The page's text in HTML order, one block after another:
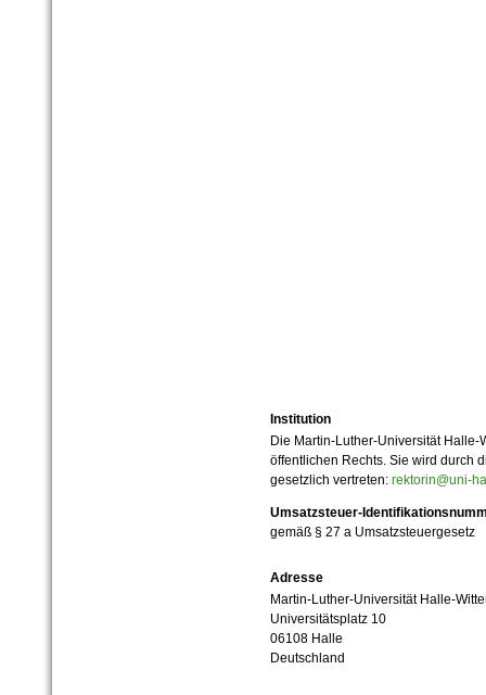
Institution
Die Martin-Luther-Universität
öffentlichen Rechts. Sie wird durch
gesetzlich vertreten: rektorin@uni-
Umsatzsteuer-
gemäß § 27 a Umsatzsteuergesetz
Adresse
Martin-Luther-Universität Halle-
Universitätsplatz 10
06108 Halle
Deutschland